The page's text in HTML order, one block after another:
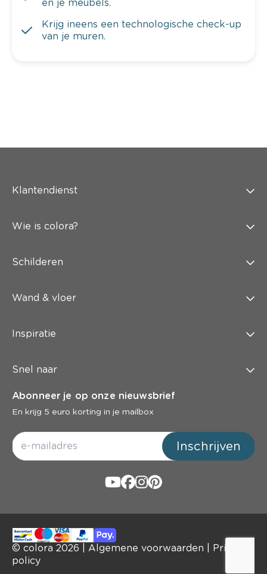
en je meubels.
Krijg ineens een technologische check-up
van je muren.
Klantendienst
Wie is colora?
Schilderen
Wand & vloer
Inspiratie
Snel naar
Abonneer je op onze nieuwsbrief
En krijg 5 euro korting in je mailbox
Inschrijven
© colora 2026 Algemene voorwaarden
Privacy
policy